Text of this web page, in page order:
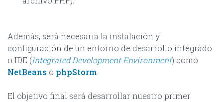
Además, será necesaria la instalación y
configuración de un entorno de desarrollo integrado
o IDE (Integrated Development Environment) como
NetBeans o phpStorm.
El objetivo final será desarrollar nuestro primer